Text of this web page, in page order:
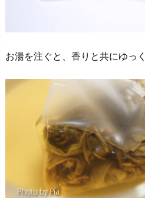
お湯を注ぐと、香りと共にゆっ